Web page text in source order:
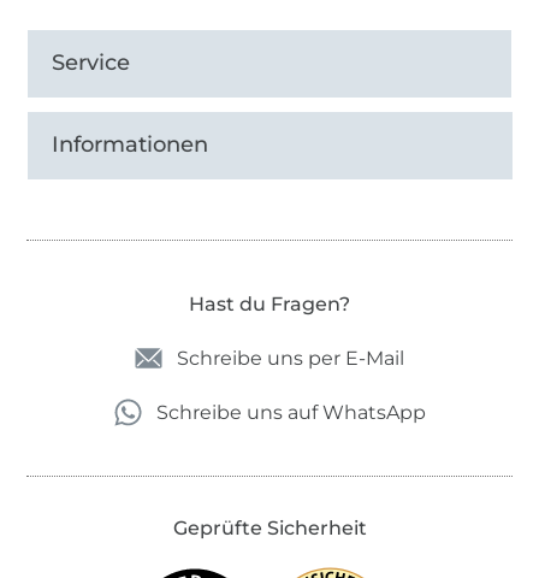
Service
Informationen
Hast du Fragen?
Schreibe uns per E-Mail
Schreibe uns auf WhatsApp
Geprüfte Sicherheit